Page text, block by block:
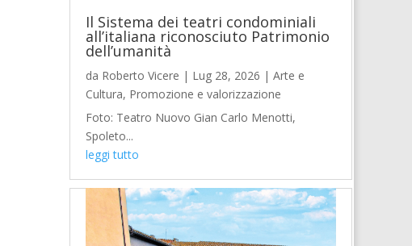
Il Sistema dei teatri condominiali
all’italiana riconosciuto Patrimonio
dell’umanità
da Roberto Vicere | Lug 28, 2026 |Arte e
Cultura, Promozione e valorizzazione
Foto: Teatro Nuovo Gian Carlo Menotti,
Spoleto...
leggi tutto